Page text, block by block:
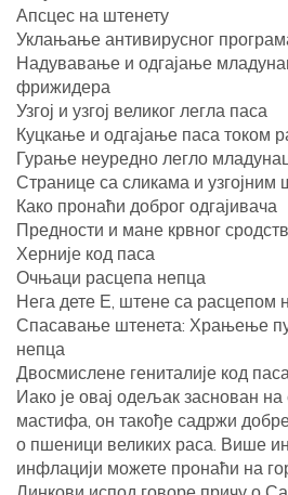
Апсцес на штенету
Уклањање антивирусног
Надувавање и одгајање
фрижидера
Узгој и узгој великог легла паса
Куцкање и одгајање паса током
Гурање неуредно легло
Странице са сликама и узгојним
Како пронаћи доброг одгајивача
Предности и мане крвног
Херније код паса
Очњаци расцепа непца
Нега дете Е, штене са расцепом
Спасавање штенета: Храњење
непца
Двосмислене гениталије код паса
Иако је овај одељак заснован
мастифа, он такође садржи
о пшеници великих раса. Више
инфлацији можете пронаћи на